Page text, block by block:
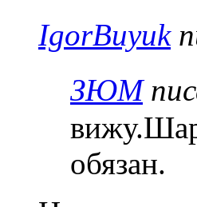
IgorBuyuk
ЗЮМ
обязан.